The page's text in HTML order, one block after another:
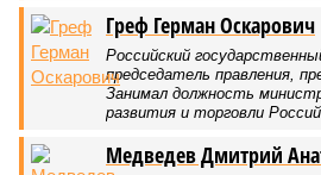
Греф Герман Оскарович
Российский
председатель правления,
Занимал должность
развития и торговли
Медведев Дмитрий